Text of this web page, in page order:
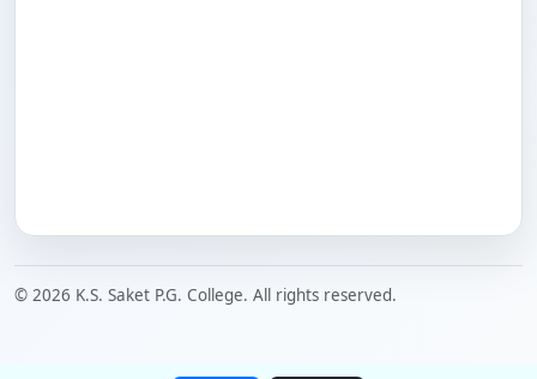
© 2026 K.S. Saket P.G. College. All rights reserved.